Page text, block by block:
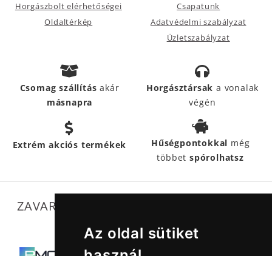
Az oldal sütiket
Horgászbolt elérhetőségei
Oldaltérkép
Csapatunk
Adatvédelmi szabályzat
Üzletszabályzat
Csomag szállításakár
másnapra
Horgásztársak a vonalak
végén
Extrém akciós termékek Hűségpontokkal még
többetspórolhatsz
ZAVARTALAN MŰKÖDÉSÜNKET SEGÍTIK